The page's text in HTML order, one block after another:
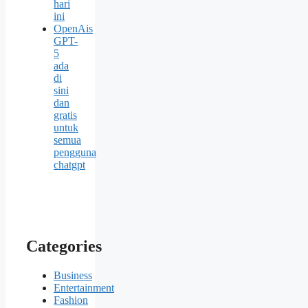
hari
ini
OpenAis
GPT-
5
ada
di
sini
dan
gratis
untuk
semua
pengguna
chatgpt
Categories
Business
Entertainment
Fashion